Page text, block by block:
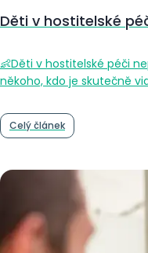
Děti v hostitelské
👶Děti v hostitelské péči
někoho, kdo je skutečně
Celý článek